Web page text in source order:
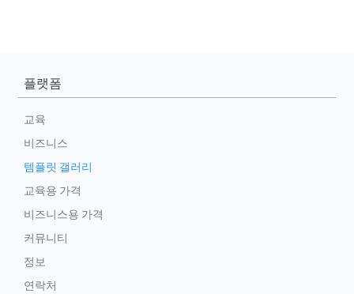
플랫폼
교육
비즈니스
템플릿 갤러리
교육용 가격
비즈니스용 가격
커뮤니티
정보
연락처